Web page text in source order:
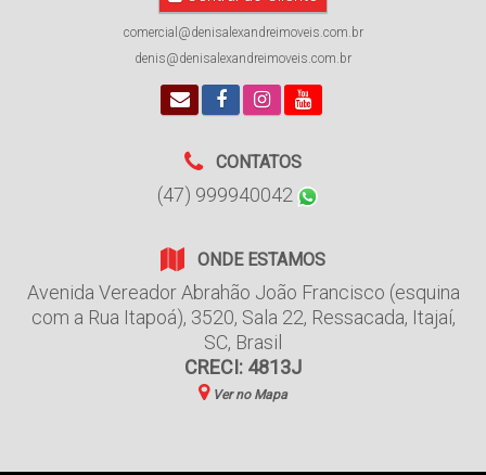
comercial@denisalexandreimoveis.com.br
denis@denisalexandreimoveis.com.br
CONTATOS
(47) 999940042
ONDE ESTAMOS
Avenida Vereador Abrahão João Francisco (esquina
com a Rua Itapoá), 3520, Sala 22, Ressacada, Itajaí,
SC, Brasil
CRECI: 4813J
Ver no Mapa